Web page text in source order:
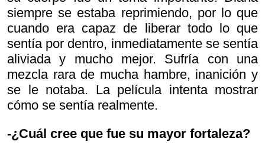
siempre se estaba reprimiendo, por lo que
cuando era capaz de liberar todo lo que
sentía por dentro, inmediatamente se sentía
aliviada y mucho mejor. Sufría con una
mezcla rara de mucha hambre, inanición y
se le notaba. La película intenta mostrar
cómo se sentía realmente.
-¿Cuál cree que fue su mayor fortaleza?